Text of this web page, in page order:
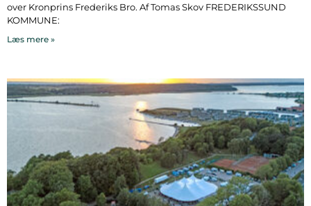
over Kronprins Frederiks Bro. Af Tomas Skov FREDERIKSSUND
KOMMUNE:
Læs mere »